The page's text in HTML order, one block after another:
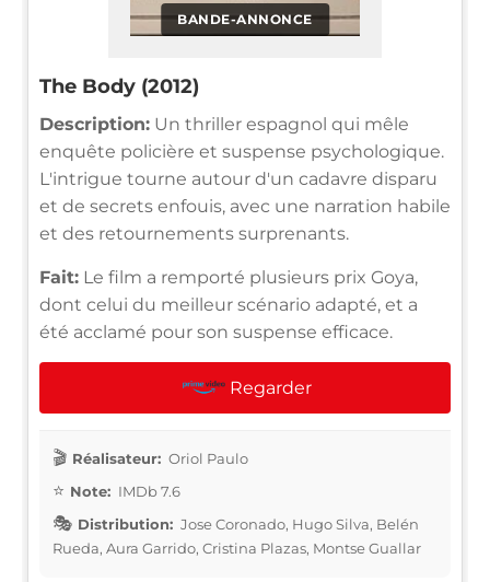
BANDE-ANNONCE
The Body (2012)
Description: Un thriller espagnol qui mêle
enquête policière et suspense psychologique.
L'intrigue tourne autour d'un cadavre disparu
et de secrets enfouis, avec une narration habile
et des retournements surprenants.
Fait: Le film a remporté plusieurs prix Goya,
dont celui du meilleur scénario adapté, et a
été acclamé pour son suspense efficace.
Regarder
Réalisateur: Oriol Paulo
Note: IMDb 7.6
Distribution: Jose Coronado, Hugo Silva, Belén
Rueda, Aura Garrido, Cristina Plazas, Montse Guallar